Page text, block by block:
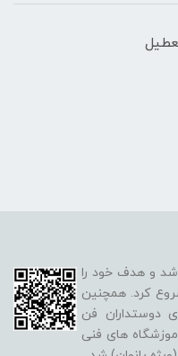
در سال 1395 متولد شد و هدف خود را
کرد. همچنین
دوستداران فن
آموزشگاه های فنی